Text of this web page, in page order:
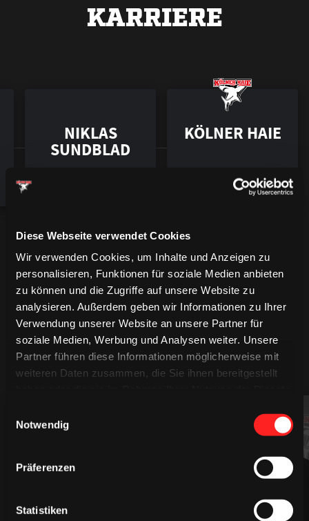
Diese Webseite verwendet Cookies
Wir verwenden Cookies, um Inhalte und Anzeigen zu
personalisieren, Funktionen für soziale Medien anbieten
zu können und die Zugriffe auf unsere Website zu
analysieren. Außerdem geben wir Informationen zu Ihrer
Verwendung unserer Website an unsere Partner für
soziale Medien, Werbung und Analysen weiter. Unsere
Partner führen diese Informationen möglicherweise mit
weiteren Daten zusammen, die Sie ihnen bereitgestellt
Notwendig
Präferenzen
Statistiken
KARRIERE
KÖLNER HAIE
2001 – 2003
NIKLAS
SUNDBLAD
MEHR SPIELER
94